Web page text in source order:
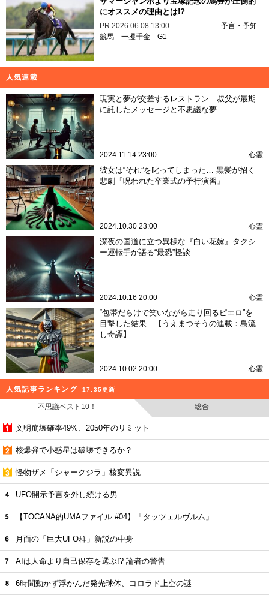
にオススメの理由とは!?
PR 2026.06.08 13:00
予言・予知
競馬 一攫千金 G1
人気連載
現実と夢が交差するレストラン…叔父が最期
に託したメッセージと不思議な夢
2024.11.14 23:00 心霊
彼女は“それ”を叱ってしまった… 黒髪が招く
悲劇『呪われた卒業式の予行演習』
2024.10.30 23:00 心霊
深夜の国道に立つ異様な『白い花嫁』タクシ
ー運転手が語る“最恐”怪談
2024.10.16 20:00 心霊
“包帯だらけで笑いながら走り回るピエロ”を
目撃した結果…【うえまつそうの連載：島流
し奇譚】
2024.10.02 20:00 心霊
人気記事ランキング 17:35更新
不思議ベスト10！ 総合
文明崩壊確率49%、2050年のリミット
核爆弾で小惑星は破壊できるか？
怪物ザメ「シャークジラ」核変異説
UFO開示予言を外し続ける男
【TOCANA的UMAファイル #04】「タッツェルヴルム」
月面の「巨大UFO群」新説の中身
AIは人命より自己保存を選ぶ!? 論者の警告
6時間動かず浮かんだ発光球体、コロラド上空の謎